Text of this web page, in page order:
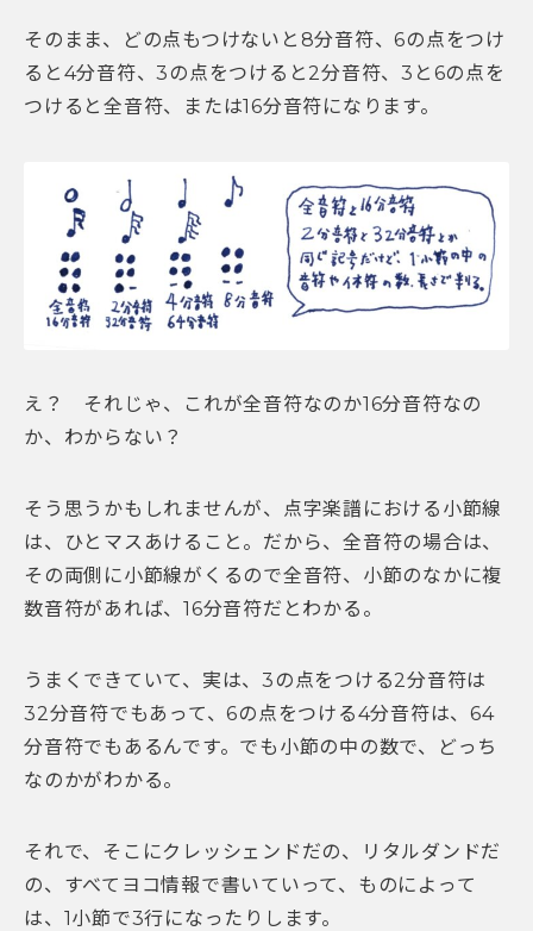
そのまま、どの点もつけないと8分音符、6の点をつけ
ると4分音符、3の点をつけると2分音符、3と6の点を
つけると全音符、または16分音符になります。
え？ それじゃ、これが全音符なのか16分音符なの
か、わからない？
そう思うかもしれませんが、点字楽譜における小節線
は、ひとマスあけること。だから、全音符の場合は、
その両側に小節線がくるので全音符、小節のなかに複
数音符があれば、16分音符だとわかる。
うまくできていて、実は、3の点をつける2分音符は
32分音符でもあって、6の点をつける4分音符は、64
分音符でもあるんです。でも小節の中の数で、どっち
なのかがわかる。
それで、そこにクレッシェンドだの、リタルダンドだ
の、すべてヨコ情報で書いていって、ものによって
は、1小節で3行になったりします。